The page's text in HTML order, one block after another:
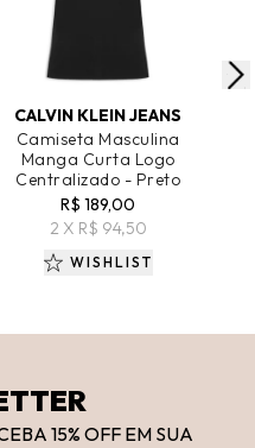
ADICIONAR AO CARRINHO
CALVIN KLEIN JEANS
Camiseta Masculina
Manga Curta Logo
Centralizado - Preto
R$ 189,00
2 X R$ 94,50
WISHLIST
15% OFF EM SUA